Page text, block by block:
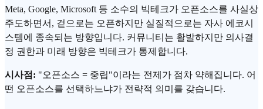
Meta, Google, Microsoft 등 소수의 빅테크가 오픈소스를 사실상
주도하면서, 겉으로는 오픈하지만 실질적으로는 자사 에코시
스템에 종속되는 방향입니다. 커뮤니티는 활발하지만 의사결
정 권한과 미래 방향은 빅테크가 통제합니다.
시사점: "오픈소스 = 중립"이라는 전제가 점차 약해집니다. 어
떤 오픈소스를 선택하느냐가 전략적 의미를 갖습니다.